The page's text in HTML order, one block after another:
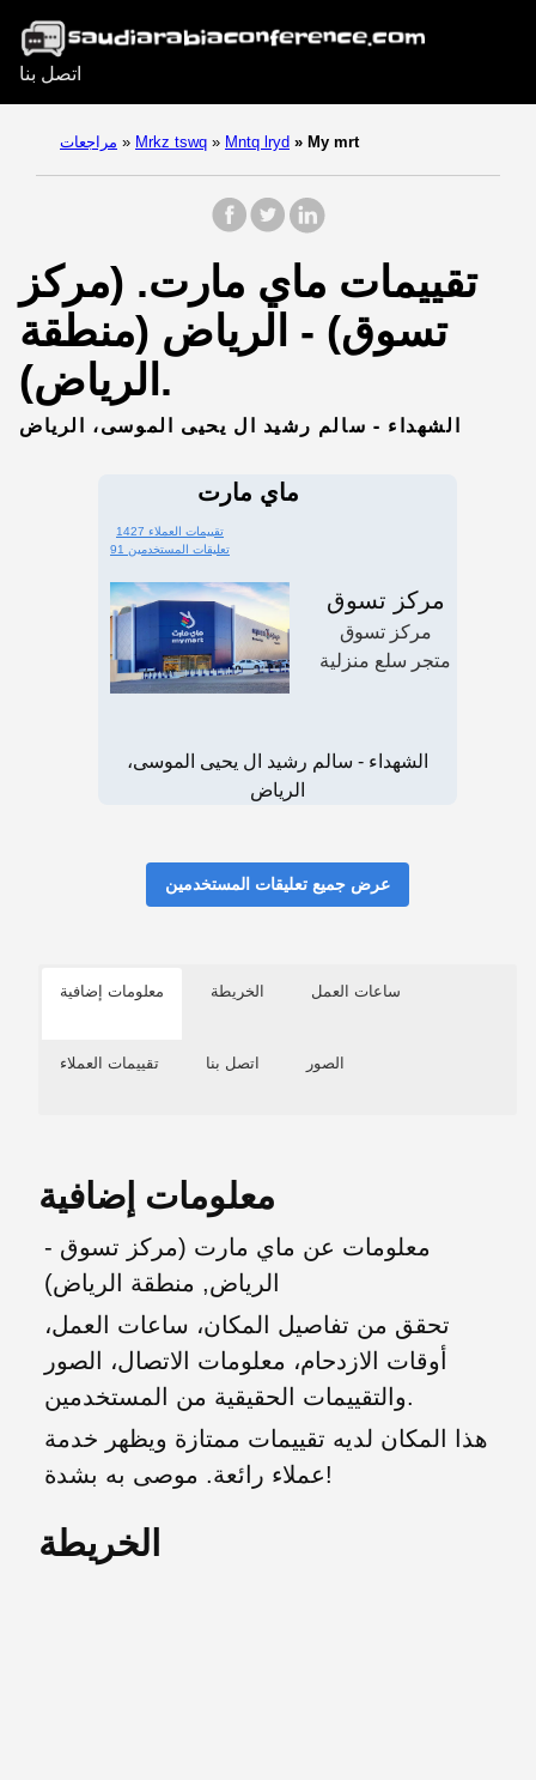
اتصل بنا
مراجعات » Mrkz tswq » Mntq lryd » My mrt
تقييمات ماي مارت. (مركز
تسوق) - الرياض (منطقة
الرياض).
الشهداء - سالم رشيد ال يحيى الموسى، الرياض
ماي مارت
1427 تقييمات العملاء
91 تعليقات المستخدمين
مركز تسوق
مركز تسوق
متجر سلع منزلية
الشهداء - سالم رشيد ال يحيى الموسى،
الرياض
عرض جميع تعليقات المستخدمين
معلومات إضافية الخريطة ساعات العمل
تقييمات العملاء اتصل بنا الصور
معلومات إضافية
معلومات عن ماي مارت (مركز تسوق -
الرياض, منطقة الرياض)
تحقق من تفاصيل المكان، ساعات العمل،
أوقات الازدحام، معلومات الاتصال، الصور
والتقييمات الحقيقية من المستخدمين.
هذا المكان لديه تقييمات ممتازة ويظهر خدمة
عملاء رائعة. موصى به بشدة!
الخريطة